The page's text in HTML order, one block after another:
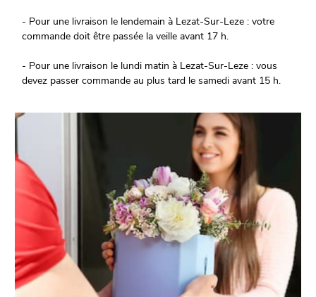
- Pour une livraison le lendemain à Lezat-Sur-Leze : votre
commande doit être passée la veille avant 17 h.
- Pour une livraison le lundi matin à Lezat-Sur-Leze : vous
devez passer commande au plus tard le samedi avant 15 h.